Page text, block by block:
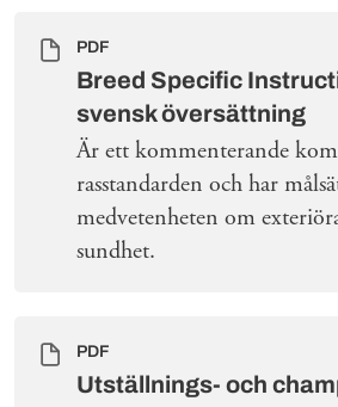
PDF
Breed Specific
svensk översättning
Är ett kommenterande
rasstandarden och har
medvetenheten om
sundhet.
PDF
Utställnings- och